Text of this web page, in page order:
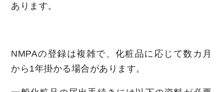
あります。
NMPAの登録は複雑で、化粧品に応じて数カ月
から1年掛かる場合があります。